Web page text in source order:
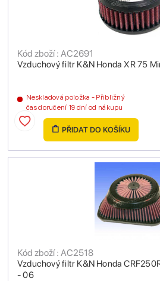
Vzduchový filtr K&N Honda XR 75
Kód zboží : AC2691
Neskladová položka - Přibližný
čas doručení 19 dní od nákupu
PŘIDAT DO KOŠÍKU
Vzduchový filtr K&N Honda
- 06
Kód zboží : AC2518